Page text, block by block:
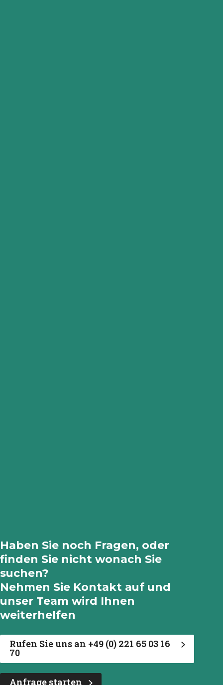
Haben Sie noch Fragen, oder
finden Sie nicht wonach Sie
suchen?
Nehmen Sie Kontakt auf und
unser Team wird Ihnen
weiterhelfen
Rufen Sie uns an +49 (0) 221 65 03 16
70
Anfrage starten